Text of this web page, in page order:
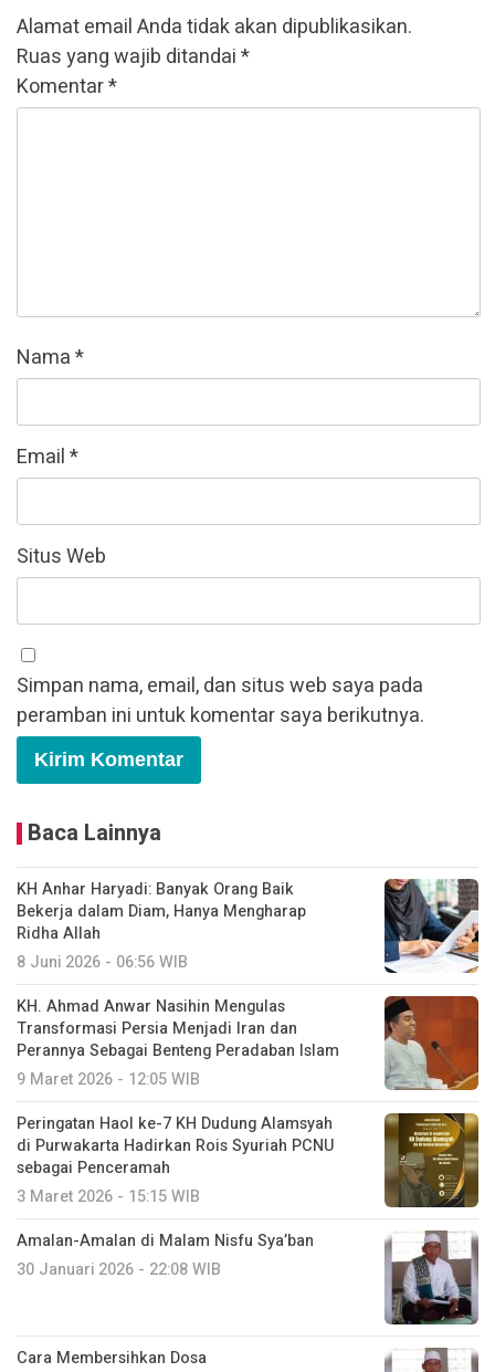
Alamat email Anda tidak akan dipublikasikan.
Ruas yang wajib ditandai*
Komentar*
Nama*
Email*
Situs Web
Simpan nama, email, dan situs web saya pada
peramban ini untuk komentar saya berikutnya.
Baca Lainnya
KH Anhar Haryadi: Banyak Orang Baik
Bekerja dalam Diam, Hanya Mengharap
Ridha Allah
8 Juni 2026 - 06:56 WIB
KH. Ahmad Anwar Nasihin Mengulas
Transformasi Persia Menjadi Iran dan
Perannya Sebagai Benteng Peradaban Islam
9 Maret 2026 - 12:05 WIB
Peringatan Haol ke-7 KH Dudung Alamsyah
di Purwakarta Hadirkan Rois Syuriah PCNU
sebagai Penceramah
3 Maret 2026 - 15:15 WIB
Amalan-Amalan di Malam Nisfu Sya’ban
30 Januari 2026 - 22:08 WIB
Cara Membersihkan Dosa